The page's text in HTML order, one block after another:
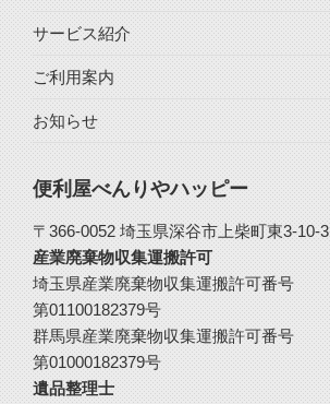
サービス紹介
ご利用案内
お知らせ
便利屋べんりやハッピー
〒366-0052 埼玉県深谷市上柴町東3-10-3
産業廃棄物収集運搬許可
埼玉県産業廃棄物収集運搬許可番号
第01100182379号
群馬県産業廃棄物収集運搬許可番号
第01000182379号
遺品整理士